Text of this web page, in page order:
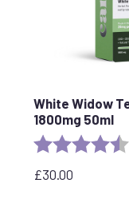
White Widow
1800mg 50ml
Рейтинг:
£30.00